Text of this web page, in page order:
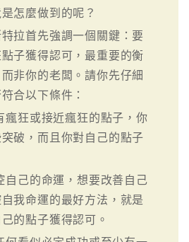
怎麼做到的呢？
拉首先強調一個關鍵：要
子獲得認可，最重要的衡
非你的老闆。請你先仔細
合以下條件：
狂或接近瘋狂的點子，你
破，而且你對自己的點子
己的命運，想要改善自己
我命運的最好方法，就是
的點子獲得認可。